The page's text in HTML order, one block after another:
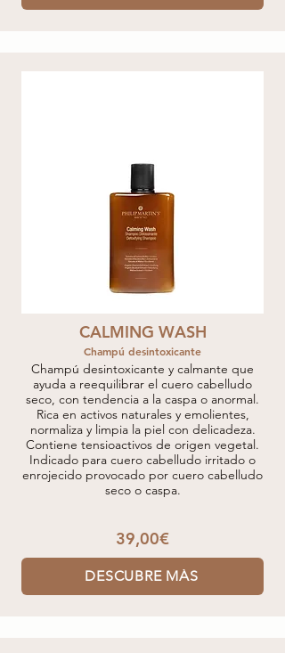
CALMING WASH
Champú desintoxicante
Champú desintoxicante y calmante que
ayuda a reequilibrar el cuero cabelludo
seco, con tendencia a la caspa o anormal.
Rica en activos naturales y emolientes,
normaliza y limpia la piel con delicadeza.
Contiene tensioactivos de origen vegetal.
Indicado para cuero cabelludo irritado o
enrojecido provocado por cuero cabelludo
seco o caspa.
39,00€
DESCUBRE MÁS